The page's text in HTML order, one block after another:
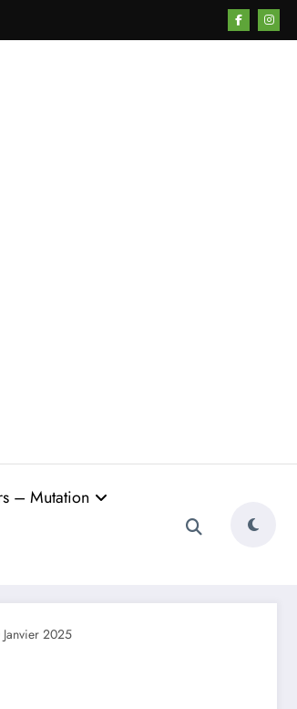
– Mutation
Janvier 2025